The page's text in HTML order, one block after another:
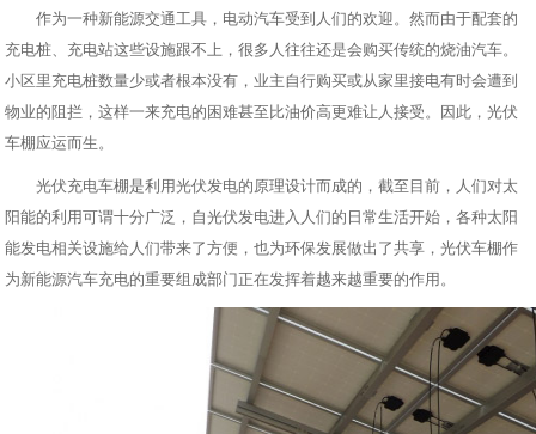
作为一种新能源交通工具，电动汽车受到人们的欢迎。然而由于配套的
充电桩、充电站这些设施跟不上，很多人往往还是会购买传统的烧油汽车。
小区里充电桩数量少或者根本没有，业主自行购买或从家里接电有时会遭到
物业的阻拦，这样一来充电的困难甚至比油价高更难让人接受。因此，光伏
车棚应运而生。
光伏充电车棚是利用光伏发电的原理设计而成的，截至目前，人们对太
阳能的利用可谓十分广泛，自光伏发电进入人们的日常生活开始，各种太阳
能发电相关设施给人们带来了方便，也为环保发展做出了共享，光伏车棚作
为新能源汽车充电的重要组成部门正在发挥着越来越重要的作用。